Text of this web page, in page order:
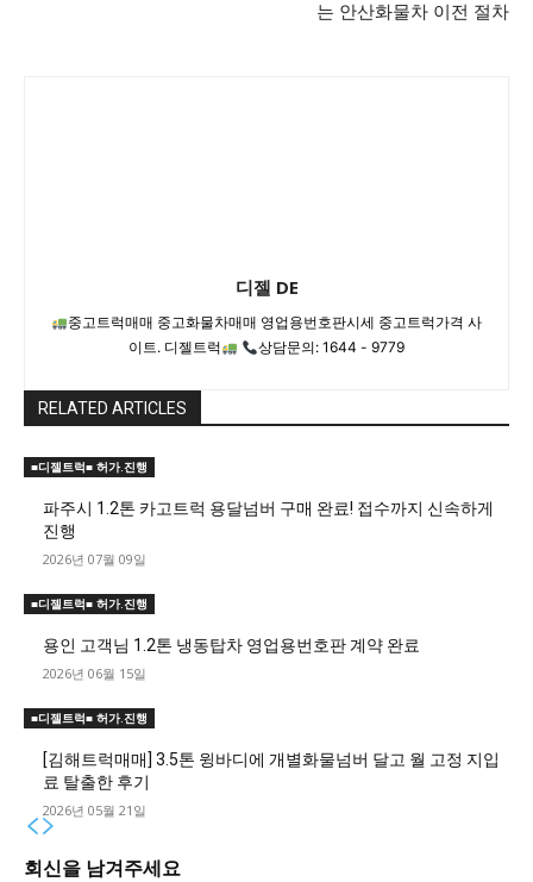
는 안산화물차 이전 절차
디젤 DE
중고트럭매매 중고화물차매매 영업용번호판시세 중고트럭가격 사
이트. 디젤트럭
상담문의: 1644 - 9779
RELATED ARTICLES
■디젤트럭■ 허가.진행
파주시 1.2톤 카고트럭 용달넘버 구매 완료! 접수까지 신속하게
진행
2026년 07월 09일
■디젤트럭■ 허가.진행
용인 고객님 1.2톤 냉동탑차 영업용번호판 계약 완료
2026년 06월 15일
■디젤트럭■ 허가.진행
[김해트럭매매] 3.5톤 윙바디에 개별화물넘버 달고 월 고정 지입
료 탈출한 후기
2026년 05월 21일
회신을 남겨주세요